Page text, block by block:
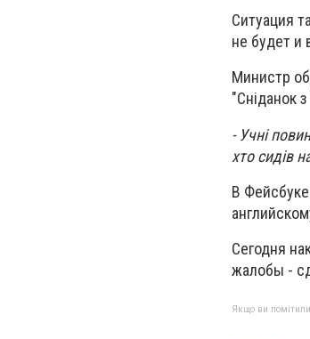
Ситуация
не будет и
Министр
"Сніданок
- Учні
хто сидів
В
Сегодня
жалобы -
Якщо ви помітили